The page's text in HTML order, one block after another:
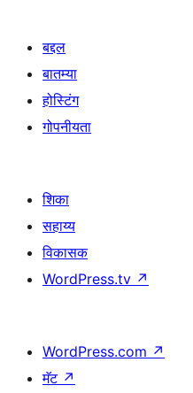
बद्दल
बातम्या
होस्टिंग
गोपनीयता
शिका
सहाय्य
विकासक
WordPress.tv ↗
WordPress.com ↗
मॅट ↗